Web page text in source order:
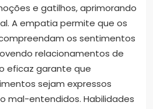
e gatilhos, aprimorando
A empatia permite que os
os sentimentos
relacionamentos de
eficaz garante que
sejam expressos
mal-entendidos. Habilidades